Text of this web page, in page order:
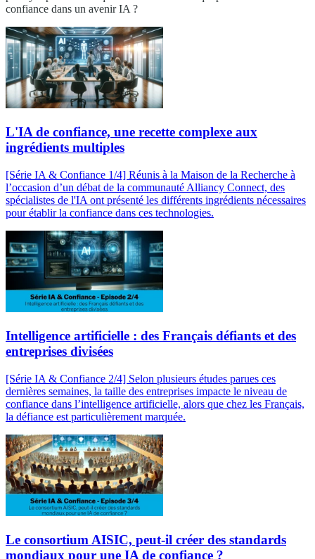
confiance dans un avenir IA ?
L'IA de confiance, une recette complexe aux
ingrédients multiples
[Série IA & Confiance 1/4] Réunis à la Maison de la Recherche à
l’occasion d’un débat de la communauté Alliancy Connect, des
spécialistes de l'IA ont présenté les différents ingrédients nécessaires
pour établir la confiance dans ces technologies.
Intelligence artificielle : des Français défiants et des
entreprises divisées
[Série IA & Confiance 2/4] Selon plusieurs études parues ces
dernières semaines, la taille des entreprises impacte le niveau de
confiance dans l’intelligence artificielle, alors que chez les Français,
la défiance est particulièrement marquée.
Le consortium AISIC, peut-il créer des standards
mondiaux pour une IA de confiance ?